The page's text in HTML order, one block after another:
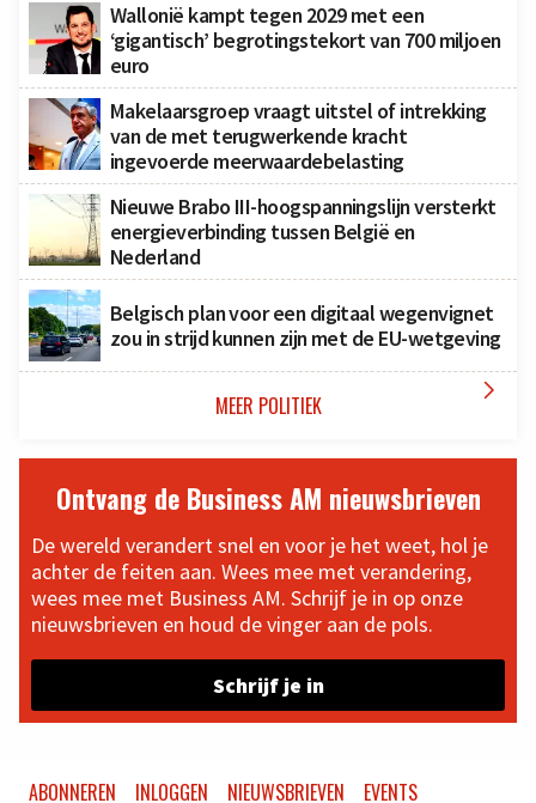
Wallonië kampt tegen 2029 met een
‘gigantisch’ begrotingstekort van 700 miljoen
euro
Makelaarsgroep vraagt uitstel of intrekking
van de met terugwerkende kracht
ingevoerde meerwaardebelasting
Nieuwe Brabo III-hoogspanningslijn versterkt
energieverbinding tussen België en
Nederland
Belgisch plan voor een digitaal wegenvignet
zou in strijd kunnen zijn met de EU-wetgeving
MEER POLITIEK 
Ontvang de Business AM nieuwsbrieven
De wereld verandert snel en voor je het weet, hol je
achter de feiten aan. Wees mee met verandering,
wees mee met Business AM. Schrijf je in op onze
nieuwsbrieven en houd de vinger aan de pols.
Schrijf je in
ABONNEREN INLOGGEN NIEUWSBRIEVEN EVENTS